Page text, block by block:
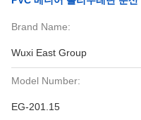
Brand Name:
Wuxi East Group
Model Number:
EG-201.15